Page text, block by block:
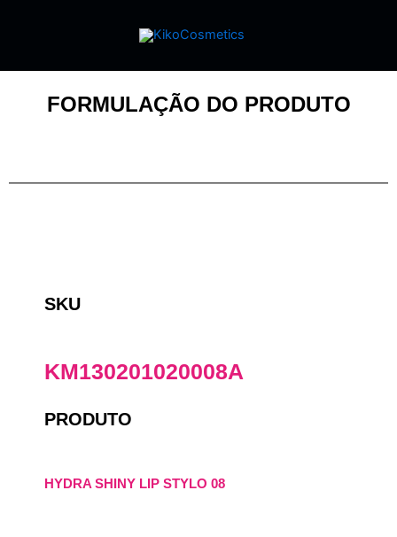
FORMULAÇÃO DO PRODUTO
SKU
KM130201020008A
PRODUTO
HYDRA SHINY LIP STYLO 08